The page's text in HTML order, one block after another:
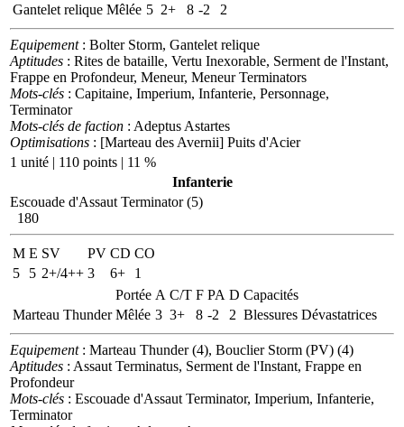
Gantelet relique Mêlée 5 2+ 8 -2 2
Equipement: Bolter Storm, Gantelet relique
Aptitudes : Rites de bataille, Vertu Inexorable, Serment de l'Instant,
Frappe en Profondeur, Meneur, Meneur Terminators
Mots-clés : Capitaine, Imperium, Infanterie, Personnage,
Terminator
Mots-clés de faction : Adeptus Astartes
Optimisations : [Marteau des Avernii] Puits d'Acier
1 unité | 110 points | 11 %
Infanterie
Escouade d'Assaut Terminator (5)
180
M E SV PV CD CO
5
5 2+/4++ 3 6+
1
Portée A C/T F PA D Capacités
Marteau Thunder Mêlée 3 3+ 8 -2 2 Blessures Dévastatrices
Equipement: Marteau Thunder (4), Bouclier Storm (PV) (4)
Aptitudes : Assaut Terminatus, Serment de l'Instant, Frappe en
Profondeur
Mots-clés : Escouade d'Assaut Terminator, Imperium, Infanterie,
Terminator